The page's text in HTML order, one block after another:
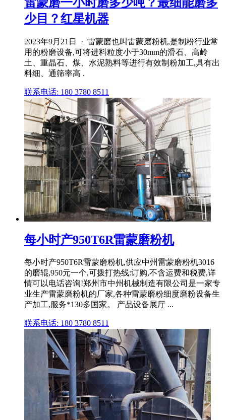
少目？红星机器
2023年9月21日 · 雷蒙磨也叫雷蒙磨粉机,是制粉行业常
用的粉磨设备,可将进料粒度小于30mm的滑石、高岭
土、重晶石、煤、水泥熟料等进行有效制粉加工,具有出
料细、通筛率高 .
联系电话: 180 3780 8511
每小时产950T6R雷蒙磨粉机
每小时产950T6R雷蒙磨粉机,供应中州雷蒙磨粉机3016
的磨辊,950元一个,可拨打热线:订购,不含运费和税费,详
情可以电话咨询!郑州市中州机械制造有限公司是一家专
业生产雷蒙磨粉机的厂家,各种雷蒙磨粉细度磨粉设备生
产加工,服务*130多国家。 产品设备展厅 ...
联系电话: 180 3780 8511